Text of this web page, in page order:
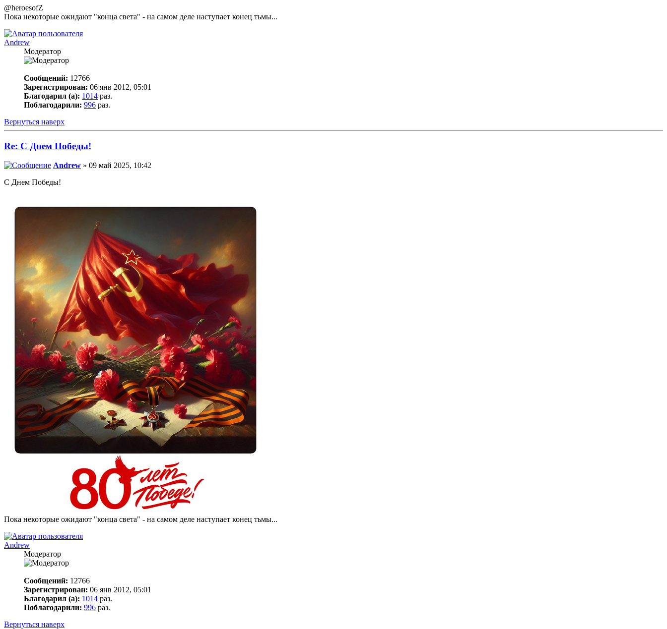
@heroesofZ
Пока некоторые ожидают "конца света" - на самом деле наступает конец тьмы...
Andrew
Модератор
Сообщений: 12766
Зарегистрирован: 06 янв 2012, 05:01
Благодарил (а): 1014 раз.
Поблагодарили: 996 раз.
Вернуться наверх
Re: С Днем Победы!
Andrew » 09 май 2025, 10:42
С Днем Победы!
Пока некоторые ожидают "конца света" - на самом деле наступает конец тьмы...
Andrew
Модератор
Сообщений: 12766
Зарегистрирован: 06 янв 2012, 05:01
Благодарил (а): 1014 раз.
Поблагодарили: 996 раз.
Вернуться наверх